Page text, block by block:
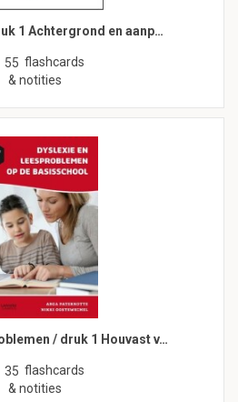
1 Achtergrond en aanp…
55 flashcards
& notities
/ druk 1 Houvast v…
35 flashcards
& notities